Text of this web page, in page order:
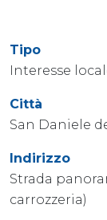
Tipo
Interesse
Città
San Daniele
Indirizzo
Strada
carrozzeria)